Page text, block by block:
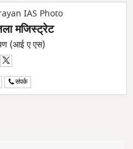
मजिस्ट्रेट
(आई ए एस)
संपर्क